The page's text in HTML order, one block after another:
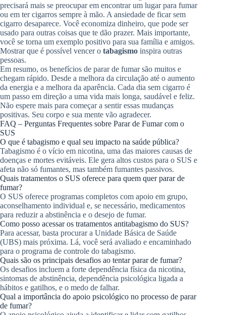
precisará mais se preocupar em encontrar um lugar para fumar
ou em ter cigarros sempre à mão. A ansiedade de ficar sem
cigarro desaparece. Você economiza dinheiro, que pode ser
usado para outras coisas que te dão prazer. Mais importante,
você se torna um exemplo positivo para sua família e amigos.
Mostrar que é possível vencer o tabagismo inspira outras
pessoas.
Em resumo, os benefícios de parar de fumar são muitos e
chegam rápido. Desde a melhora da circulação até o aumento
da energia e a melhora da aparência. Cada dia sem cigarro é
um passo em direção a uma vida mais longa, saudável e feliz.
Não espere mais para começar a sentir essas mudanças
positivas. Seu corpo e sua mente vão agradecer.
FAQ – Perguntas Frequentes sobre Parar de Fumar com o
SUS
O que é tabagismo e qual seu impacto na saúde pública?
Tabagismo é o vício em nicotina, uma das maiores causas de
doenças e mortes evitáveis. Ele gera altos custos para o SUS e
afeta não só fumantes, mas também fumantes passivos.
Quais tratamentos o SUS oferece para quem quer parar de
fumar?
O SUS oferece programas completos com apoio em grupo,
aconselhamento individual e, se necessário, medicamentos
para reduzir a abstinência e o desejo de fumar.
Como posso acessar os tratamentos antitabagismo do SUS?
Para acessar, basta procurar a Unidade Básica de Saúde
(UBS) mais próxima. Lá, você será avaliado e encaminhado
para o programa de controle do tabagismo.
Quais são os principais desafios ao tentar parar de fumar?
Os desafios incluem a forte dependência física da nicotina,
sintomas de abstinência, dependência psicológica ligada a
hábitos e gatilhos, e o medo de falhar.
Qual a importância do apoio psicológico no processo de parar
de fumar?